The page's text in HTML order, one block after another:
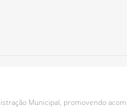
Municipal, promovendo